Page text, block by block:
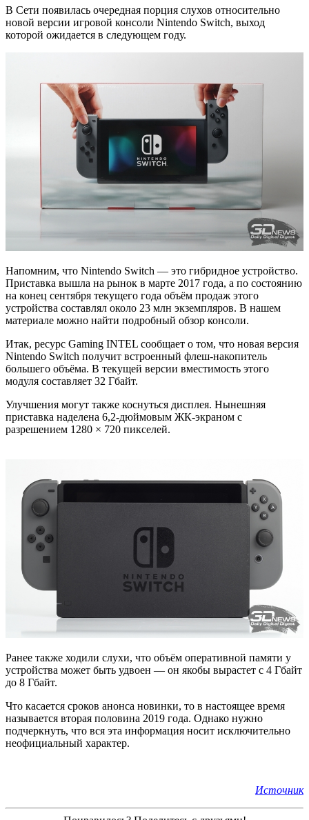
В Сети появилась очередная порция слухов относительно
новой версии игровой консоли Nintendo Switch, выход
которой ожидается в следующем году.
Напомним, что Nintendo Switch — это гибридное устройство.
Приставка вышла на рынок в марте 2017 года, а по состоянию
на конец сентября текущего года объём продаж этого
устройства составлял около 23 млн экземпляров. В нашем
материале можно найти подробный обзор консоли.
Итак, ресурс Gaming INTEL сообщает о том, что новая версия
Nintendo Switch получит встроенный флеш-накопитель
большего объёма. В текущей версии вместимость этого
модуля составляет 32 Гбайт.
Улучшения могут также коснуться дисплея. Нынешняя
приставка наделена 6,2-дюймовым ЖК-экраном с
разрешением 1280 × 720 пикселей.
Ранее также ходили слухи, что объём оперативной памяти у
устройства может быть удвоен — он якобы вырастет с 4 Гбайт
до 8 Гбайт.
Что касается сроков анонса новинки, то в настоящее время
называется вторая половина 2019 года. Однако нужно
подчеркнуть, что вся эта информация носит исключительно
неофициальный характер.
Источник